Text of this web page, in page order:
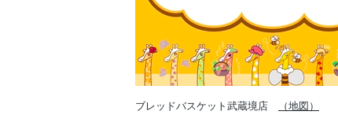
ブレッドバスケット武蔵境店 （地図）